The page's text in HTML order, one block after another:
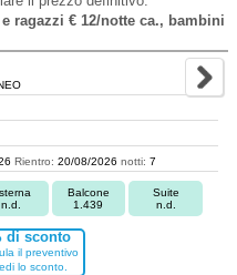
ragazzi € 12/notte ca., bambini
Rientro: 20/08/2026 notti: 7
n.d.
Balcone
1.439
Suite
n.d.
di sconto
il preventivo
lo sconto.